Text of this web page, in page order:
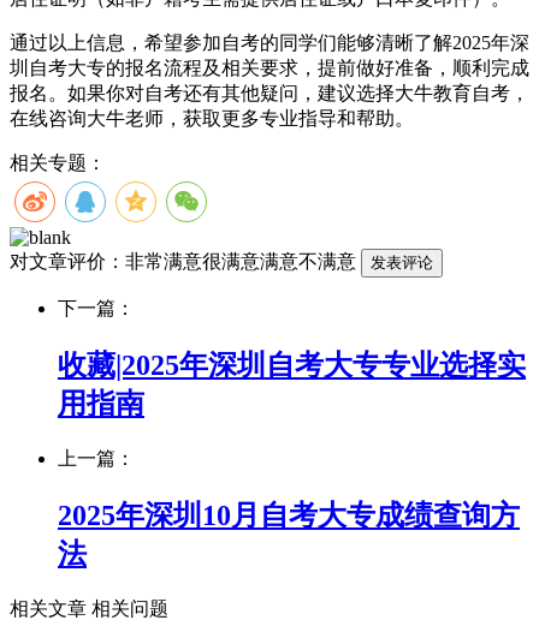
通过以上信息，希望参加自考的同学们能够清晰了解2025年深
圳自考大专的报名流程及相关要求，提前做好准备，顺利完成
报名。如果你对自考还有其他疑问，建议选择大牛教育自考，
在线咨询大牛老师，获取更多专业指导和帮助。
相关专题：
对文章评价： 非常满意很满意满意不满意
下一篇：
收藏|2025年深圳自考大专专业选择实
用指南
上一篇：
2025年深圳10月自考大专成绩查询方
法
相关文章 相关问题